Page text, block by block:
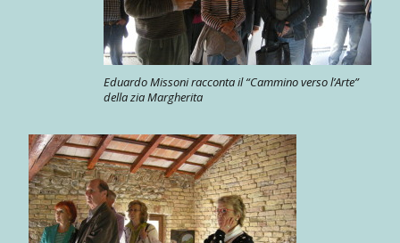
Eduardo Missoni racconta il “Cammino verso l’Arte”
della zia Margherita